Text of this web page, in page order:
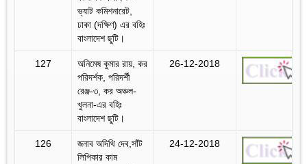
ভ্যাট কমিশনারেট,
ঢাকা (দক্ষিণ) এর বহিঃ
বাংলাদেশ ছুটি।
127
অনিমেষ কুমার রায়, কর
পরিদর্শক, পরিদর্শী
রেঞ্জ-৩, কর অঞ্চল-
খুলনা-এর বহিঃ
বাংলাদেশ ছুটি।
26-12-2018
126
জনাব অদিথি দেব,সাঁট
লিপিকার কাম
24-12-2018